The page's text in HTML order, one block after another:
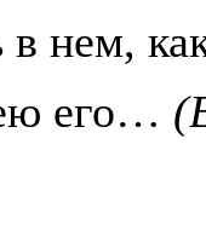
нем,
его…